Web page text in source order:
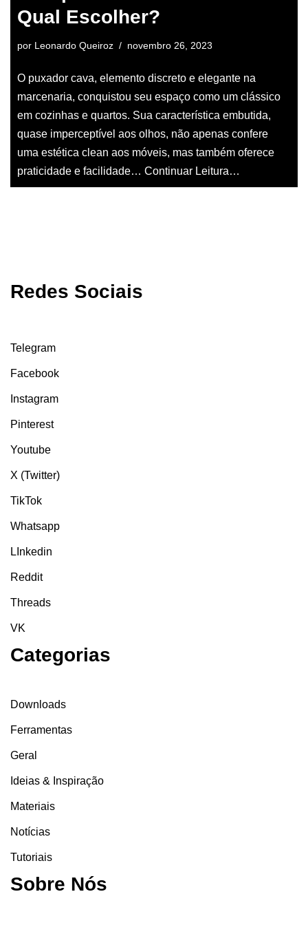
Qual Escolher?
por Leonardo Queiroz novembro 26, 2023
O puxador cava, elemento discreto e elegante na
marcenaria, conquistou seu espaço como um clássico
em cozinhas e quartos. Sua característica embutida,
quase imperceptível aos olhos, não apenas confere
uma estética clean aos móveis, mas também oferece
praticidade e facilidade… Continuar Leitura…
Redes Sociais
Telegram
Facebook
Instagram
Pinterest
Youtube
X (Twitter)
TikTok
Whatsapp
LInkedin
Reddit
Threads
VK
Categorias
Downloads
Ferramentas
Geral
Ideias & Inspiração
Materiais
Notícias
Tutoriais
Sobre Nós